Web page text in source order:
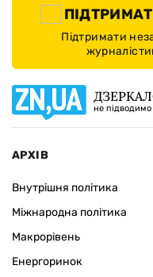
Підтримати
не
АРХІВ
Внутрішня політика
Міжнародна політика
Макрорівень
Енергоринок